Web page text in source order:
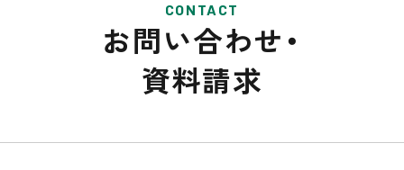
CONTACT
お問い合わせ・
資料請求